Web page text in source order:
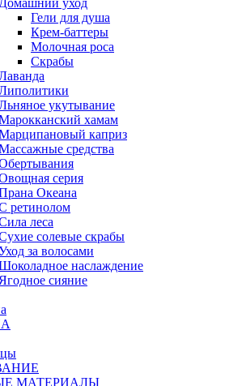
Домашний уход
Гели для душа
Крем-баттеры
Молочная роса
Скрабы
укутывание
хамам
каприз
средства
серия
Океана
ретинолом
леса
солевые скрабы
за волосами
наслаждение
Ягодное сияние
МАТЕРИАЛЫ